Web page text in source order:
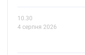
10.30
4 серпня 2026